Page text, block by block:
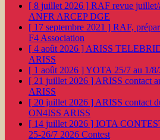
[ 8 juillet 2026 ] RAF revue juillet/
ANFR ARCEP DGE
[ 17 septembre 2021 ] RAF,
F4 Association
[ 4 août 2026 ] ARISS
ARISS
[ 1 août 2026 ]YOTA 25/7 au 1/
[ 21 juillet 2026 ] ARISS contact
ARISS
[ 20 juillet 2026 ] ARISS contact
ON4ISS ARISS
[ 14 juillet 2026 ] IOTA
25-26/7 2026 Contest